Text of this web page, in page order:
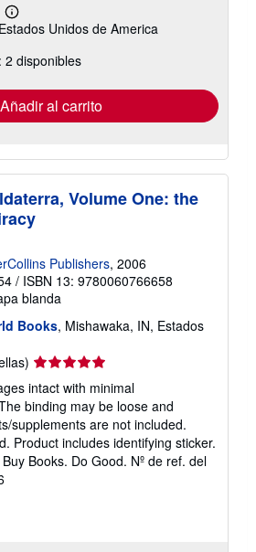
Más
información
las
tarifas
envío
Unidos de America
2 disponibles
Añadir al carrito
Volume One: the
Publishers, 2006
/ ISBN 13: 9780060766658
blanda
Books, Mishawaka, IN, Estados
Calificación
vendedor:
5
de
5
estrellas
intact with minimal
binding may be loose and
supplements are not included.
Product includes identifying sticker.
Books. Do Good. Nº de ref. del